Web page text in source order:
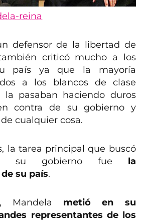
defensor de la libertad de
criticó mucho a los
país ya que la mayoría
a los blancos de clase
pasaban haciendo duros
contra de su gobierno y
cualquier cosa.
la tarea principal que buscó
su gobierno fue la
su país.
Mandela metió en su
representantes de los